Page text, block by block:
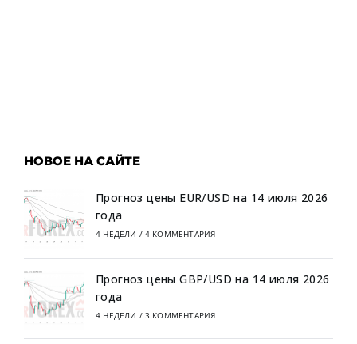
НОВОЕ НА САЙТЕ
Прогноз цены EUR/USD на 14 июля 2026
года
4 НЕДЕЛИ / 4 КОММЕНТАРИЯ
Прогноз цены GBP/USD на 14 июля 2026
года
4 НЕДЕЛИ / 3 КОММЕНТАРИЯ